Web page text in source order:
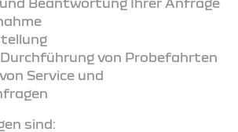
von Probefahrten
Service und
sind: